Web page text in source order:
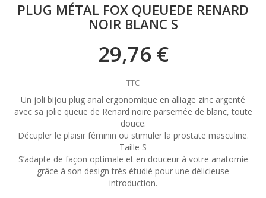
PLUG MÉTAL FOX QUEUEDE RENARD
NOIR BLANC S
29,76 €
TTC
Un joli bijou plug anal ergonomique en alliage zinc argenté
avec sa jolie queue de Renard noire parsemée de blanc, toute
douce.
Décupler le plaisir féminin ou stimuler la prostate masculine.
Taille S
S’adapte de façon optimale et en douceur à votre anatomie
grâce à son design très étudié pour une délicieuse
introduction.